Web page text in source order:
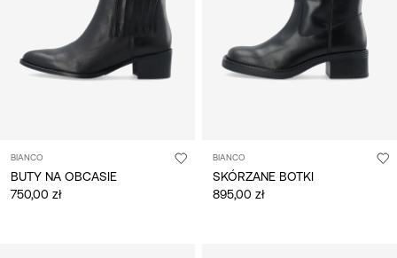
BIANCO
BUTY NA OBCASIE
750,00 zł
BIANCO
SKÓRZANE BOTKI
895,00 zł